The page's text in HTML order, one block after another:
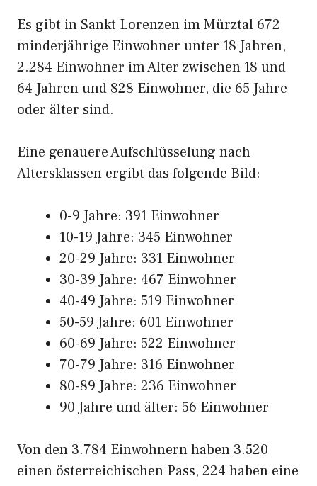
Es gibt in Sankt Lorenzen im Mürztal 672
minderjährige Einwohner unter 18 Jahren,
2.284 Einwohner im Alter zwischen 18 und
64 Jahren und 828 Einwohner, die 65 Jahre
oder älter sind.
Eine genauere Aufschlüsselung nach
Altersklassen ergibt das folgende Bild:
0-9 Jahre: 391 Einwohner
10-19 Jahre: 345 Einwohner
20-29 Jahre: 331 Einwohner
30-39 Jahre: 467 Einwohner
40-49 Jahre: 519 Einwohner
50-59 Jahre: 601 Einwohner
60-69 Jahre: 522 Einwohner
70-79 Jahre: 316 Einwohner
80-89 Jahre: 236 Einwohner
90 Jahre und älter: 56 Einwohner
Von den 3.784 Einwohnern haben 3.520
einen österreichischen Pass, 224 haben eine